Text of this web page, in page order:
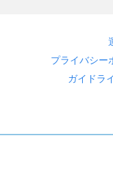
プライバシー
ガイドラ